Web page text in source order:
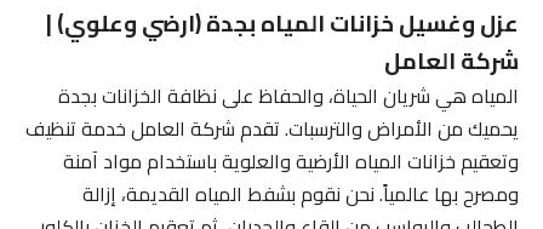
عزل وغسيل خزانات المياه بجدة (ارضي وعلوي) |
شركة العامل
المياه هي شريان الحياة، والحفاظ على نظافة الخزانات بجدة
يحميك من الأمراض والترسبات. تقدم شركة العامل خدمة تنظيف
وتعقيم خزانات المياه الأرضية والعلوية باستخدام مواد آمنة
ومصرح بها عالمياً. نحن نقوم بشفط المياه القديمة، إزالة